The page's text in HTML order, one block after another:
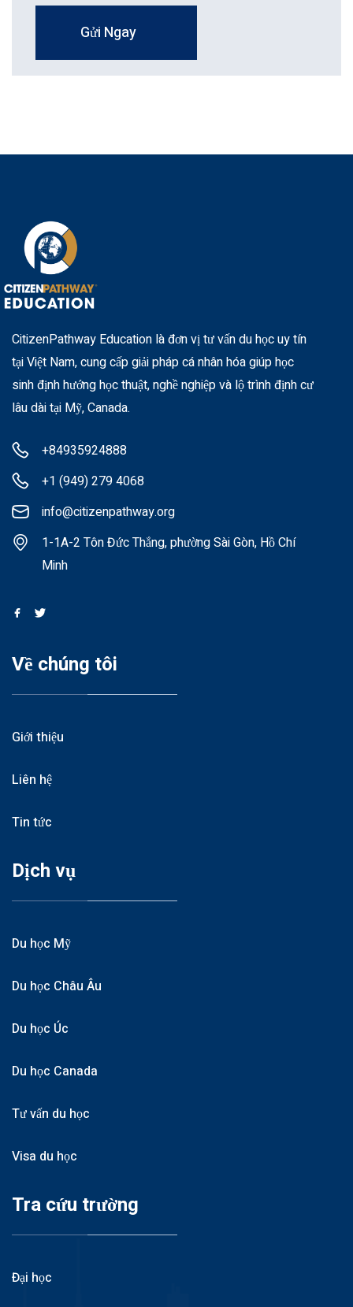
Gửi Ngay
CitizenPathway Education là đơn vị tư vấn du học uy tín
tại Việt Nam, cung cấp giải pháp cá nhân hóa giúp học
sinh định hướng học thuật, nghề nghiệp và lộ trình định cư
lâu dài tại Mỹ, Canada.
+84935924888
+1 (949) 279 4068
info@citizenpathway.org
1-1A-2 Tôn Đức Thắng, phường Sài Gòn, Hồ Chí
Minh
Về chúng tôi
Giới thiệu
Liên hệ
Tin tức
Dịch vụ
Du học Mỹ
Du học Châu Âu
Du học Úc
Du học Canada
Tư vấn du học
Visa du học
Tra cứu trường
Đại học